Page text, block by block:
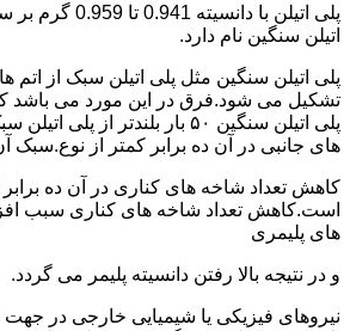
پلی اتیلن با
اتیلن سنگین نام دارد.
پلی اتیلن سنگین مثل پلی اتیلن سبک از اتم
تشکیل می شود.فرق در این مورد می باشد
پلی اتیلن سنگین ۵۰ بار بلندتر
های جانبی در آن ده برابر کمتر از نوع.سبک
کاهش تعداد شاخه های کناری در آن ده
است.کاهش تعداد شاخه های کناری سبب
های پلیمری
و در نتیجه بالا رفتن دانسیته پلیمر می گردد.
نیروهای فیزیکی یا شیمیایی خارجی در جهت